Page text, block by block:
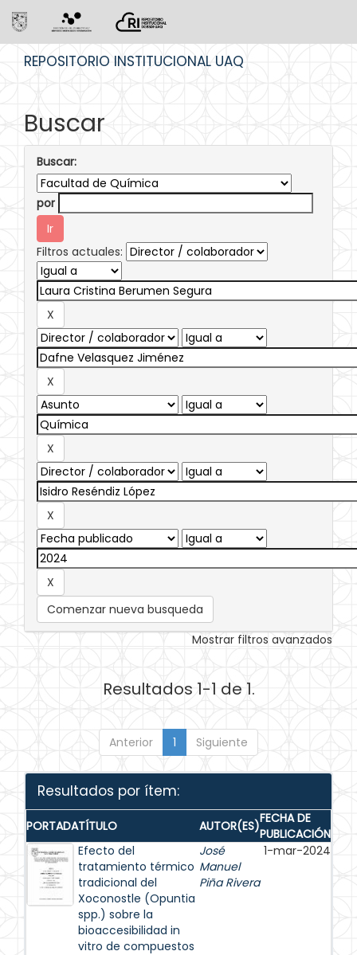
REPOSITORIO INSTITUCIONAL UAQ
Buscar
Buscar:
por
Filtros actuales:
Comenzar nueva busqueda
Mostrar filtros avanzados
Resultados 1-1 de 1.
Anterior 1 Siguiente
Resultados por ítem:
PORTADATÍTULO AUTOR(ES)FECHA DE
PUBLICACIÓN
Efecto del
tratamiento térmico
tradicional del
Xoconostle (Opuntia
spp.) sobre la
bioaccesibilidad in
vitro de compuestos
José
Manuel
Piña Rivera
1-mar-2024